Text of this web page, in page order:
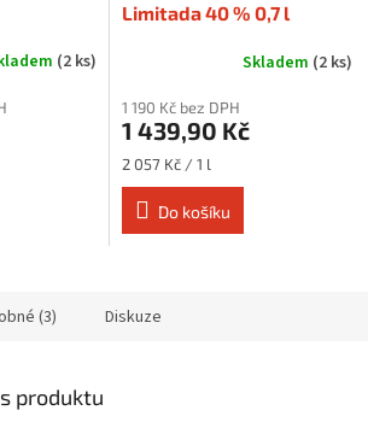
(2 ks)
Limitada 40 % 0,7 l
Skladem (2 ks)
1 190 Kč bez DPH
1 439,90 Kč
Měrná
cena:
2 057 Kč / 1 l
Do košíku
(3) Diskuze
produktu